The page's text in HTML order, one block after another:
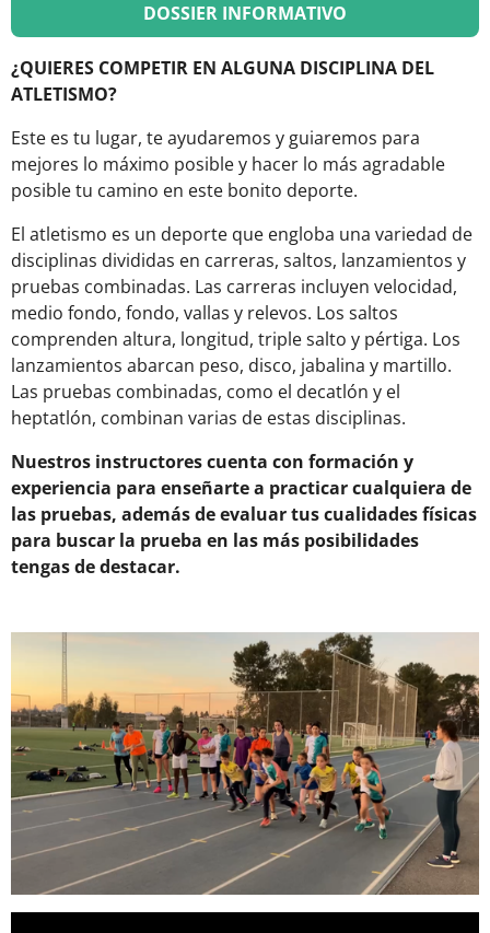
DOSSIER INFORMATIVO
¿QUIERES COMPETIR EN ALGUNA DISCIPLINA DEL
ATLETISMO?
Este es tu lugar, te ayudaremos y guiaremos para
mejores lo máximo posible y hacer lo más agradable
posible tu camino en este bonito deporte.
El atletismo es un deporte que engloba una variedad de
disciplinas divididas en carreras, saltos, lanzamientos y
pruebas combinadas. Las carreras incluyen velocidad,
medio fondo, fondo, vallas y relevos. Los saltos
comprenden altura, longitud, triple salto y pértiga. Los
lanzamientos abarcan peso, disco, jabalina y martillo.
Las pruebas combinadas, como el decatlón y el
heptatlón, combinan varias de estas disciplinas.
Nuestros instructores cuenta con formación y
experiencia para enseñarte a practicar cualquiera de
las pruebas, además de evaluar tus cualidades físicas
para buscar la prueba en las más posibilidades
tengas de destacar.